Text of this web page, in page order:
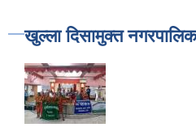
खुल्ला दिसामुक्त